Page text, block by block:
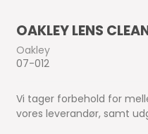
OAKLEY LENS
Oakley
07-012
Vi tager forbehold for
vores leverandør, samt